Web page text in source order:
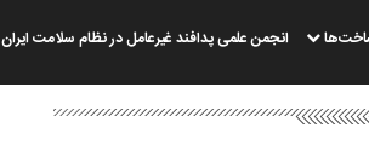
انجمن علمی پدافند غیرعامل در نظام سلامت ایران